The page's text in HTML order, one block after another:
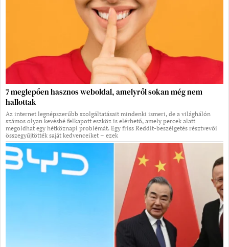
7 meglepően hasznos weboldal, amelyről sokan még nem
hallottak
Az internet legnépszerűbb szolgáltatásait mindenki ismeri, de a világhálón
számos olyan kevésbé felkapott eszköz is elérhető, amely percek alatt
megoldhat egy hétköznapi problémát. Egy friss Reddit-beszélgetés résztvevői
összegyűjtötték saját kedvenceiket – ezek